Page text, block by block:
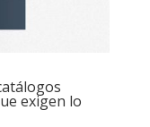
exigen lo